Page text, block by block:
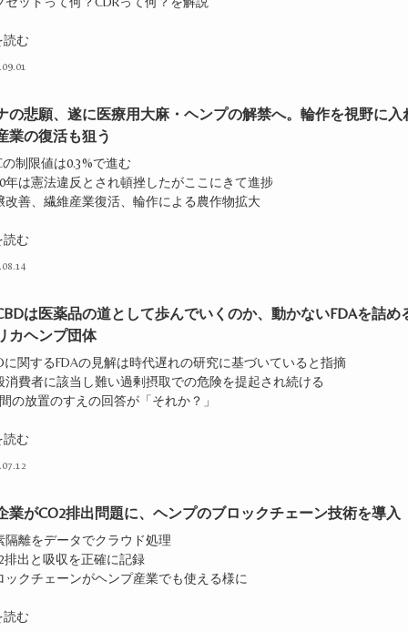
読む
の悲願、遂に医療用大麻・ヘンプの解禁へ。輪作を視野に入
業の復活も狙う
制限値は0.3%で進む
年は憲法違反とされ頓挫したがここにきて進捗
善、繊維産業復活、輪作による農作物拡大
読む
は医薬品の道として歩んでいくのか、動かないFDAを詰め
カヘンプ団体
関するFDAの見解は時代遅れの研究に基づいていると指摘
費者に該当し難い過剰摂取での危険を提起され続ける
の放置のすえの回答が「それか？」
読む
業がCO2排出問題に、ヘンプのブロックチェーン技術を導入
離をデータでクラウド処理
出と吸収を正確に記録
クチェーンがヘンプ産業でも使える様に
読む